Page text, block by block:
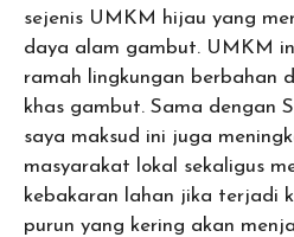
sejenis UMKM hijau yang
daya alam gambut. UMKM
ramah lingkungan berbahan
khas gambut. Sama dengan
saya maksud ini juga
masyarakat lokal sekaligus
kebakaran lahan jika terjadi
purun yang kering akan